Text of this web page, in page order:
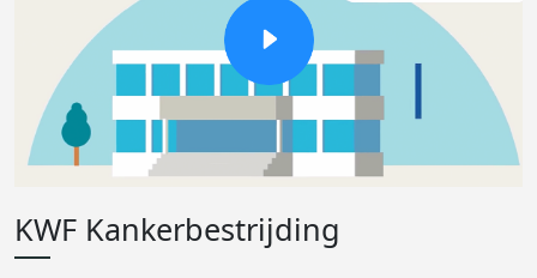
KWF Kankerbestrijding